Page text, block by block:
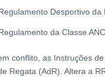
Desportivo
da Classe ANC
conflito, as Instruções
Regata (AdR). Altera a